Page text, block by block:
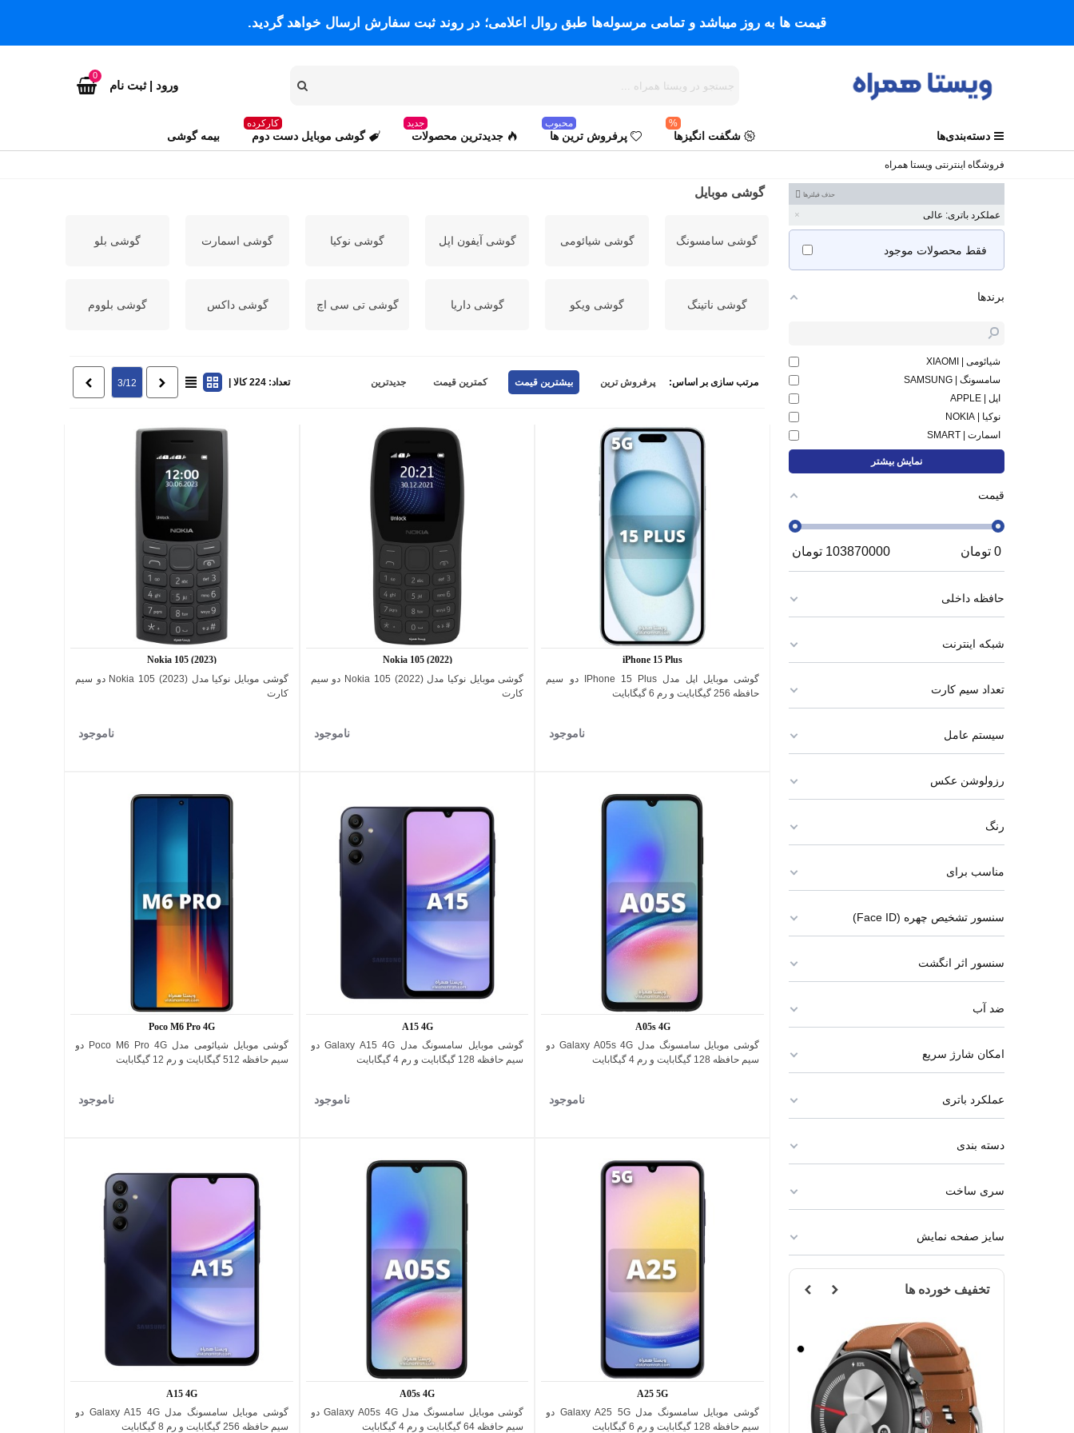
قیمت ها به روز میباشد و تمامی مرسوله‌ها طبق روال اعلامی؛ در روند ثبت سفارش ارسال خواهد گردید.
ورود | ثبت نام
0
دسته‌بندی‌ها شگفت انگیزها
%
پرفروش ترین ها
محبوب
جدیدترین محصولات
جدید
گوشی موبایل دست دوم
کارکرده
بیمه گوشی
فروشگاه اینترنتی ویستا همراه
حذف فیلترها
عملکرد باتری: عالی
فقط محصولات موجود
برندها
شیائومی | XIAOMI
سامسونگ | SAMSUNG
اپل | APPLE
نوکیا | NOKIA
اسمارت | SMART
نمایش بیشتر
قیمت
0 تومان 103870000 تومان
حافظه داخلی
شبکه اینترنت
تعداد سیم کارت
سیستم عامل
رزولوشن عکس
رنگ
مناسب برای
سنسور تشخیص چهره (Face ID)
سنسور اثر انگشت
ضد آب
امکان شارژ سریع
عملکرد باتری
دسته بندی
سری ساخت
سایز صفحه نمایش
تخفیف خورده ها
مشکی مشکی
گوشی موبایل
گوشی سامسونگ گوشی شیائومی گوشی آیفون اپل گوشی نوکیا گوشی اسمارت گوشی بلو
گوشی ناتینگ گوشی ویکو گوشی داریا گوشی تی سی اچ گوشی داکس گوشی بلووم
مرتب سازی بر اساس: پرفروش ترین بیشترین قیمت کمترین قیمت جدیدترین تعداد: 224 کالا | 3/12
اضافه به مقایسه
iPhone 15 Plus
گوشی موبایل اپل مدل IPhone 15 Plus دو سیم
حافظه 256 گیگابایت و رم 6 گیگابایت
ناموجود
اضافه به مقایسه
Nokia 105 (2022)
گوشی موبایل نوکیا مدل (2022) Nokia 105 دو سیم
کارت
ناموجود
اضافه به مقایسه
Nokia 105 (2023)
گوشی موبایل نوکیا مدل (2023) Nokia 105 دو سیم
کارت
ناموجود
اضافه به مقایسه
A05s 4G
گوشی موبایل سامسونگ مدل Galaxy A05s 4G دو
سیم حافظه 128 گیگابایت و رم 4 گیگابایت
ناموجود
اضافه به مقایسه
A15 4G
گوشی موبایل سامسونگ مدل Galaxy A15 4G دو
سیم حافظه 128 گیگابایت و رم 4 گیگابایت
ناموجود
اضافه به مقایسه
Poco M6 Pro 4G
گوشی موبایل شیائومی مدل Poco M6 Pro 4G دو
سیم حافظه 512 گیگابایت و رم 12 گیگابایت
ناموجود
اضافه به مقایسه
A25 5G
گوشی موبایل سامسونگ مدل Galaxy A25 5G دو
سیم حافظه 128 گیگابایت و رم 6 گیگابایت
اضافه به مقایسه
A05s 4G
گوشی موبایل سامسونگ مدل Galaxy A05s 4G دو
سیم حافظه 64 گیگابایت و رم 4 گیگابایت
اضافه به مقایسه
A15 4G
گوشی موبایل سامسونگ مدل Galaxy A15 4G دو
سیم حافظه 256 گیگابایت و رم 8 گیگابایت